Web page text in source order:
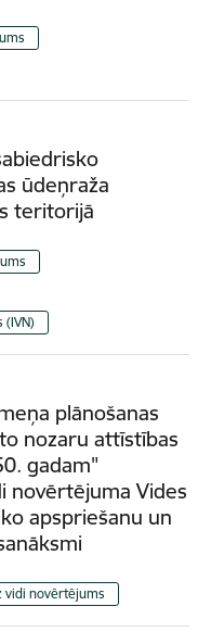
ūdeņraža
teritorijā
(IVN)
plānošanas
nozaru attīstības
gadam"
novērtējuma Vides
apspriešanu un
vidi novērtējums